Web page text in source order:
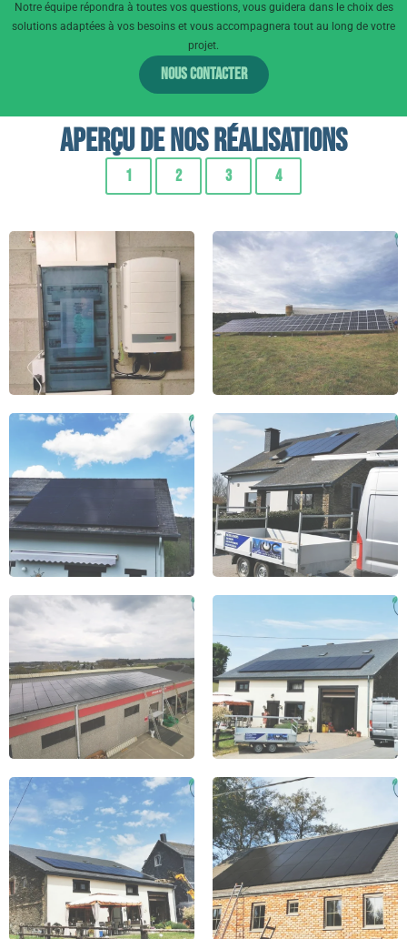
Notre équipe répondra à toutes vos questions, vous guidera dans le choix des
solutions adaptées à vos besoins et vous accompagnera tout au long de votre
projet.
Nous contacter
Aperçu de nos réalisations
1 2 3 4